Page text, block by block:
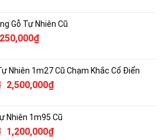
4,600,000₫.là:
Gỗ Tự Nhiên Cũ
Giá
250,000₫Giá
là:
250,000₫.
Nhiên 1m27 Cũ Chạm Khắc Cổ Điển
Giá
3,800,000₫.
2,500,000₫Giá
là:
2,500,000₫.
Nhiên 1m95 Cũ
Giá
1,200,000₫Giá